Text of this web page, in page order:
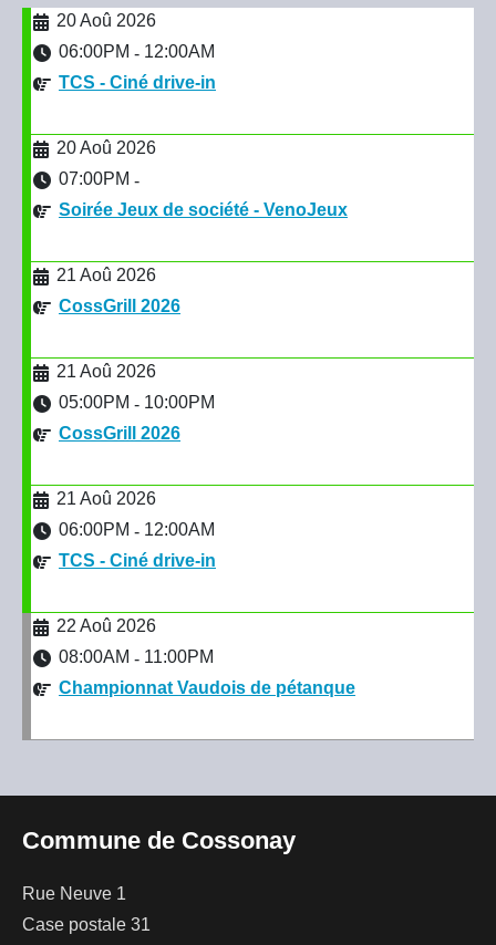
20 Aoû 2026
06:00PM - 12:00AM
TCS - Ciné drive-in
20 Aoû 2026
07:00PM -
Soirée Jeux de société - VenoJeux
21 Aoû 2026
CossGrill 2026
21 Aoû 2026
05:00PM - 10:00PM
CossGrill 2026
21 Aoû 2026
06:00PM - 12:00AM
TCS - Ciné drive-in
22 Aoû 2026
08:00AM - 11:00PM
Championnat Vaudois de pétanque
Commune de Cossonay
Rue Neuve 1
Case postale 31